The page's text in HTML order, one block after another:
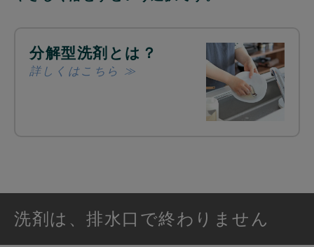
分解型洗剤とは？
詳しくはこちら ≫
洗剤は、排水口で終わりません